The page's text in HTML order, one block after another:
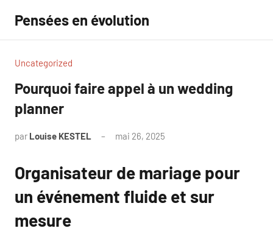
contenu
Pensées en évolution
Uncategorized
Pourquoi faire appel à un wedding
planner
par Louise KESTEL mai 26, 2025
Organisateur de mariage pour
un événement fluide et sur
mesure